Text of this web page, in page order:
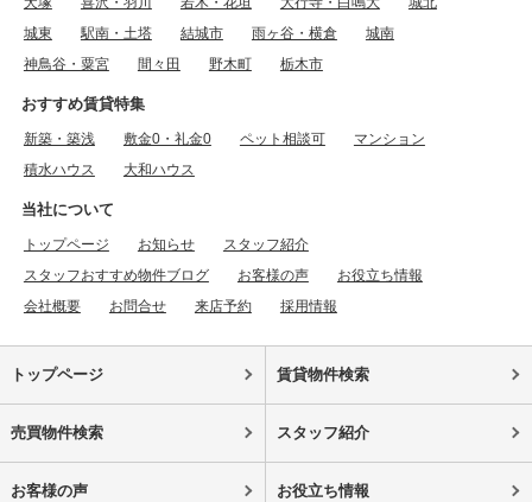
城東
駅南・土塔 結城市 雨ヶ谷・横倉
城南
神鳥谷・粟宮
間々田 野木町 栃木市
おすすめ賃貸特集
新築・築浅 敷金0・礼金0 ペット相談可
マンション
積水ハウス
大和ハウス
当社について
トップページ お知らせ
スタッフ紹介
スタッフおすすめ物件ブログ
お客様の声
お役立ち情報
会社概要
お問合せ 来店予約 採用情報
トップページ 賃貸物件検索
売買物件検索 スタッフ紹介
お客様の声 お役立ち情報